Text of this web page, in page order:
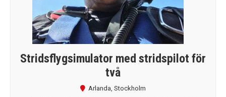
Stridsflygsimulator med stridspilot för
två
Arlanda, Stockholm